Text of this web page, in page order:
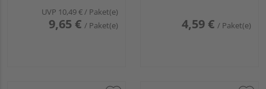
UVP 10,49 €/ Paket(e)
9,65 € / Paket(e) 4,59 € / Paket(e)